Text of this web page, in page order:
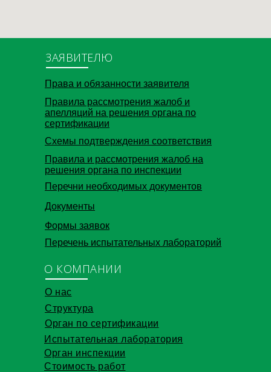
ЗАЯВИТЕЛЮ
Формы заявок
Права и обязанности заявителя
Перечни необходимых документов
Схемы подтверждения соответствия
Документы
Правила рассмотрения жалоб и
апелляций на решения органа по
сертификации
О КОМПАНИИ
О нас
Структура
Орган по сертификации
Стоимость работ
Правила и рассмотрения жалоб на
решения органа по инспекции
Испытательная лаборатория
Орган инспекции
Перечень испытательных лабораторий